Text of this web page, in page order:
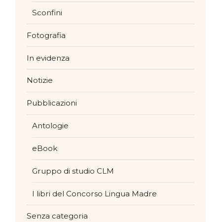
Sconfini
Fotografia
In evidenza
Notizie
Pubblicazioni
Antologie
eBook
Gruppo di studio CLM
I libri del Concorso Lingua Madre
Senza categoria